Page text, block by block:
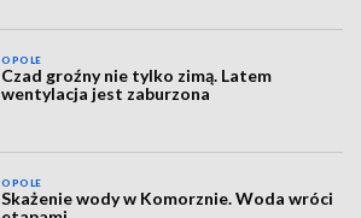
OPOLE
Czad groźny nie tylko zimą. Latem
wentylacja jest zaburzona
OPOLE
Skażenie wody w Komorznie. Woda wróci